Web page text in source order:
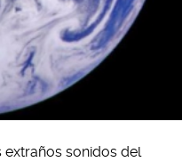
extraños sonidos del